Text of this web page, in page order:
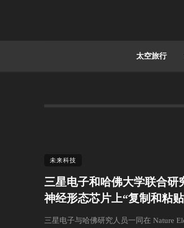
太空旅行
未来科技
三星电子和哈佛大学联合研
神经形态芯片上“复制和粘
三星电子与哈佛研究人员一同在 Nature